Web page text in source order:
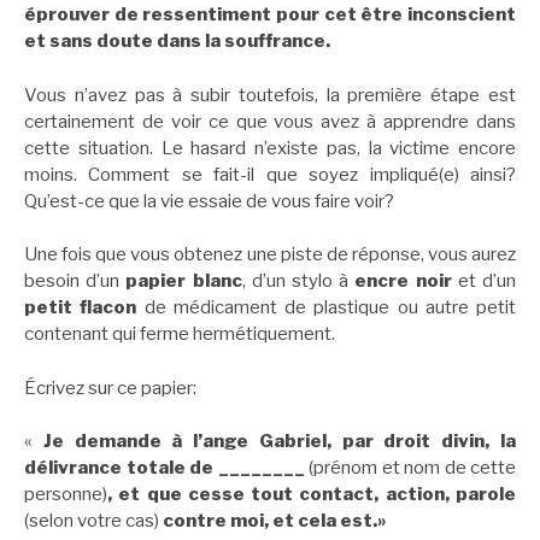
éprouver de ressentiment pour cet être inconscient
et sans doute dans la souffrance.
Vous n’avez pas à subir toutefois, la première étape est
certainement de voir ce que vous avez à apprendre dans
cette situation. Le hasard n’existe pas, la victime encore
moins. Comment se fait-il que soyez impliqué(e) ainsi?
Qu’est-ce que la vie essaie de vous faire voir?
Une fois que vous obtenez une piste de réponse, vous aurez
besoin d’un papier blanc, d’un stylo à encre noiret d’un
petit flacon de médicament de plastique ou autre petit
contenant qui ferme hermétiquement.
Écrivez sur ce papier:
« Je demande à l’ange Gabriel, par droit divin, la
délivrance totale de ________
(prénom et nom de cette
personne), et que cesse tout contact, action, parole
(selon votre cas) contre moi, et cela est.»